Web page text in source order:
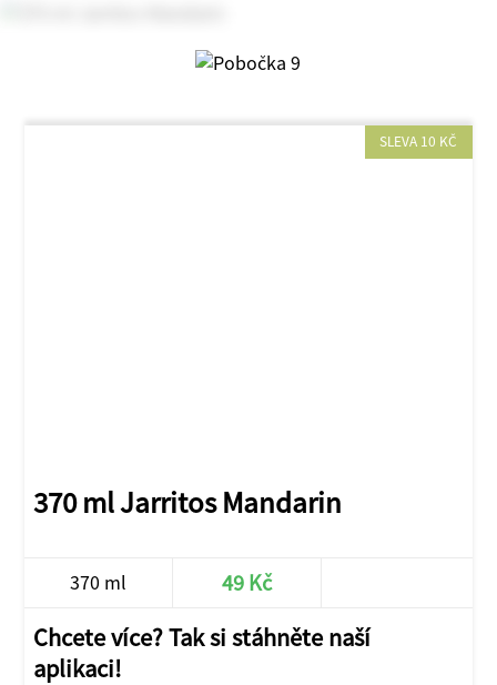
SLEVA 10 KČ
370 ml Jarritos Mandarin
370 ml 49 Kč
Chcete více? Tak si stáhněte naší
aplikaci!